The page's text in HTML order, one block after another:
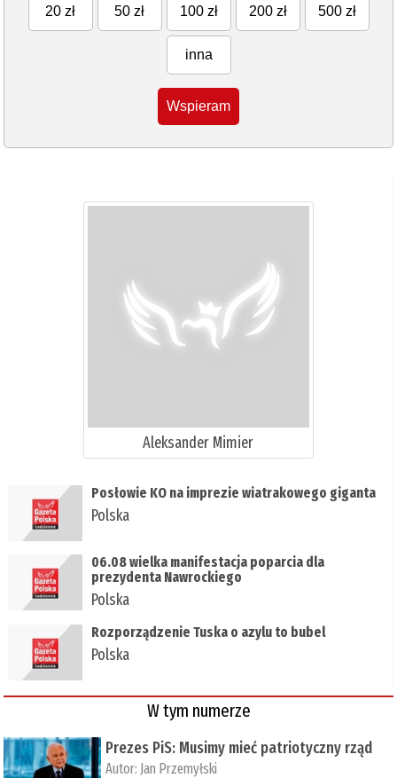
20 zł 50 zł 100 zł 200 zł 500 zł
inna
Wspieram
Aleksander Mimier
Posłowie KO na imprezie wiatrakowego giganta
Polska
06.08 wielka manifestacja poparcia dla
prezydenta Nawrockiego
Polska
Rozporządzenie Tuska o azylu to bubel
Polska
W tym numerze
Prezes PiS: Musimy mieć patriotyczny rząd
Autor: Jan Przemyłski